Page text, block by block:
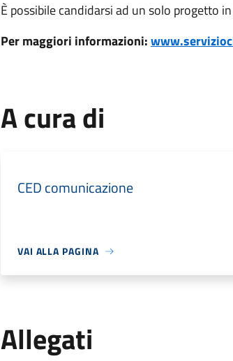
È possibile candidarsi ad un solo progetto
Per maggiori informazioni:
A cura di
CED comunicazione
VAI ALLA PAGINA
Allegati